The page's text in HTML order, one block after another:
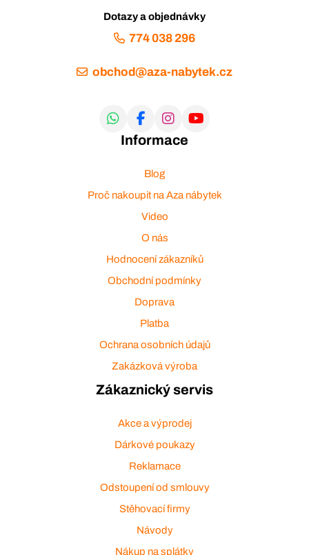
Dotazy a objednávky
774 038 296
obchod@aza-nabytek.cz
Informace
Blog
Proč nakoupit na Aza nábytek
Video
O nás
Hodnocení zákazníků
Obchodní podmínky
Doprava
Platba
Ochrana osobních údajů
Zakázková výroba
Zákaznický servis
Akce a výprodej
Dárkové poukazy
Reklamace
Odstoupení od smlouvy
Stěhovací firmy
Návody
Nákup na splátky